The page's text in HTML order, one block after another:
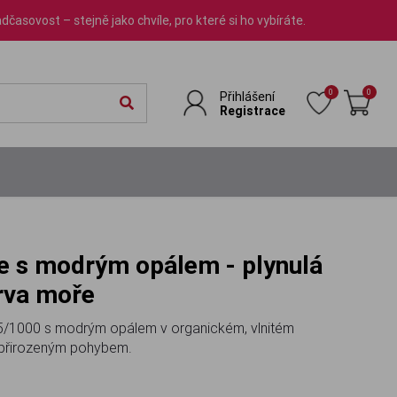
– stejně jako chvíle, pro které si ho vybíráte.
Přihlášení
Registrace
0 0
moře
1000 s modrým opálem v organickém, vlnitém
pohybem.